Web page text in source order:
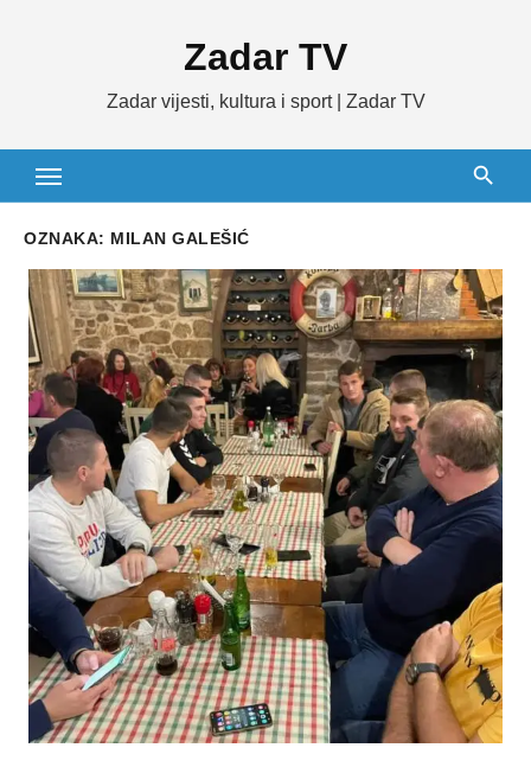
Zadar TV
Zadar vijesti, kultura i sport | Zadar TV
OZNAKA: MILAN GALEŠIĆ